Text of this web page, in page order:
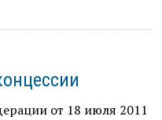
от 18 июля 2011